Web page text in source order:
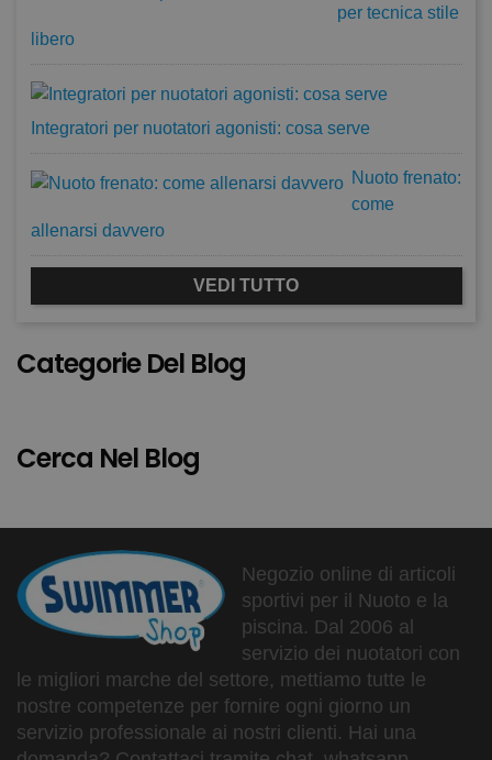
per tecnica stile
libero
Integratori per nuotatori agonisti: cosa serve
Nuoto frenato:
come
allenarsi davvero
VEDI TUTTO
Categorie Del Blog
Cerca Nel Blog
Negozio online di articoli
sportivi per il Nuoto e la
piscina. Dal 2006 al
servizio dei nuotatori con
le migliori marche del settore, mettiamo tutte le
nostre competenze per fornire ogni giorno un
servizio professionale ai nostri clienti. Hai una